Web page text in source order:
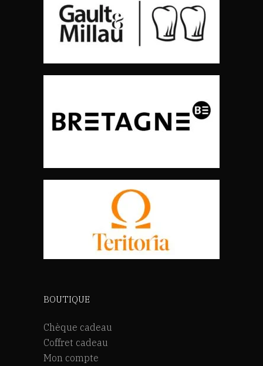
BOUTIQUE
Chèque cadeau
Coffret cadeau
Mon compte